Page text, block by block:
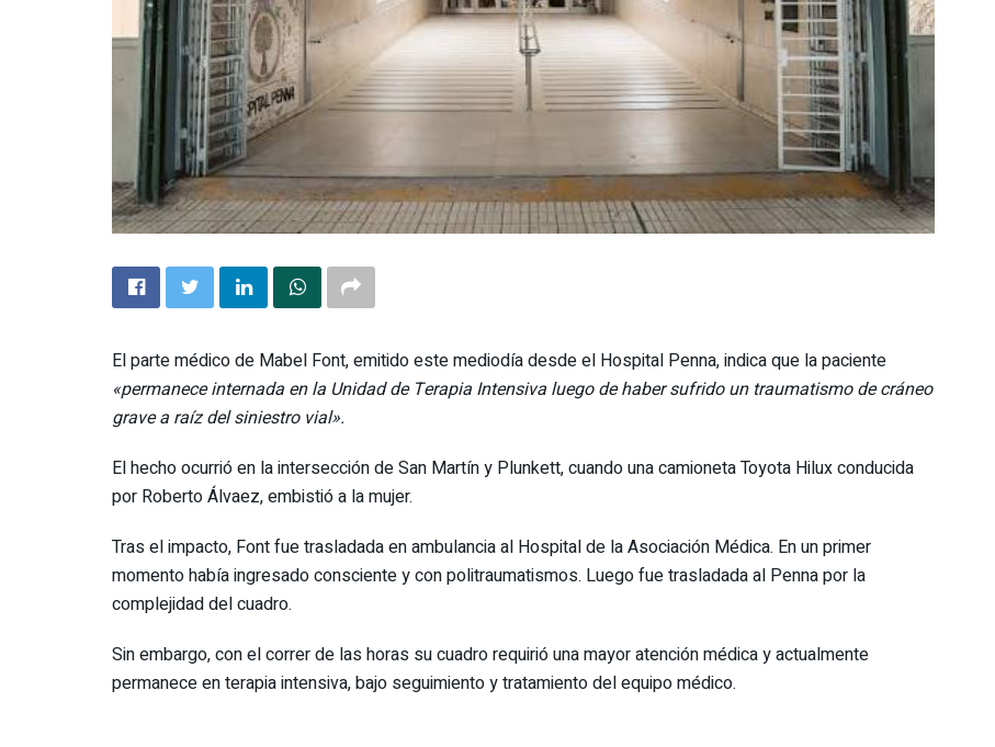
El parte médico de Mabel Font, emitido este mediodía desde el Hospital Penna, indica que la paciente
«permanece internada en la Unidad de Terapia Intensiva luego de haber sufrido un traumatismo de cráneo
grave a raíz del siniestro vial».
El hecho ocurrió en la intersección de San Martín y Plunkett, cuando una camioneta Toyota Hilux conducida
por Roberto Álvaez, embistió a la mujer.
Tras el impacto, Font fue trasladada en ambulancia al Hospital de la Asociación Médica. En un primer
momento había ingresado consciente y con politraumatismos. Luego fue trasladada al Penna por la
complejidad del cuadro.
Sin embargo, con el correr de las horas su cuadro requirió una mayor atención médica y actualmente
permanece en terapia intensiva, bajo seguimiento y tratamiento del equipo médico.